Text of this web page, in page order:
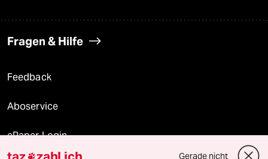
Fragen & Hilfe
Feedback
Aboservice
ePaper Login
 Gerade nicht